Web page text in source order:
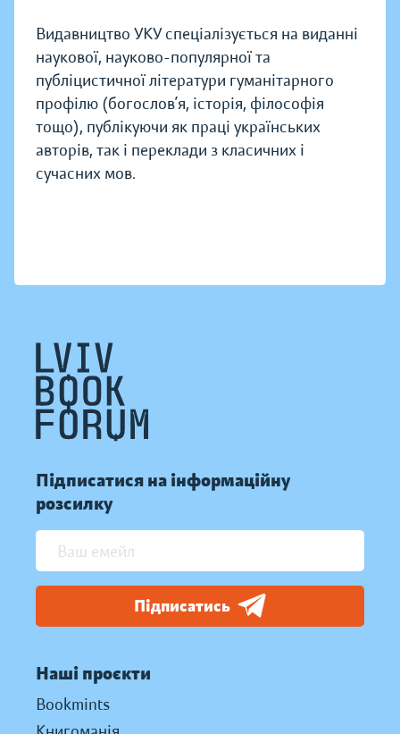
Видавництво УКУ спеціалізується на виданні
наукової, науково-популярної та
публіцистичної літератури гуманітарного
профілю (богослов’я, історія, філософія
тощо), публікуючи як праці українських
авторів, так і переклади з класичних і
сучасних мов.
Підписатися на інформаційну
розсилку
Підписатись
Наші проєкти
Bookmints